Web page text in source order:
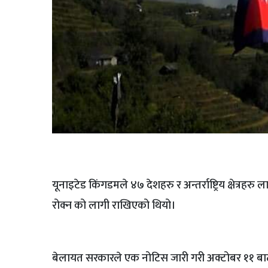
यूनाइटेड किंगडमले ४७ देशहरु र अन्तर्राष्ट्रिय
रोक्न को लागी राखिएको थियो।
बेलायत सरकारले एक नोटिस जारी गरी अक्टोबर ११